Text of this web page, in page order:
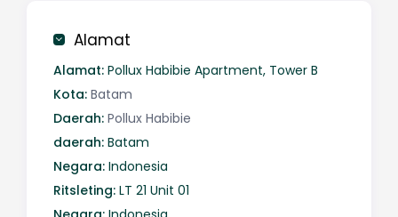
Alamat
Alamat: Pollux Habibie Apartment, Tower B
Kota: Batam
Daerah: Pollux Habibie
daerah: Batam
Negara: Indonesia
Ritsleting: LT 21 Unit 01